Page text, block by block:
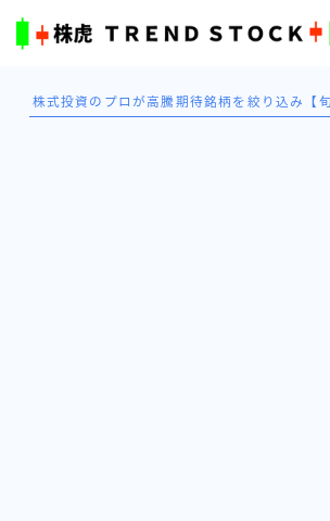
株式投資のプロが高騰期待銘柄を絞り込み【